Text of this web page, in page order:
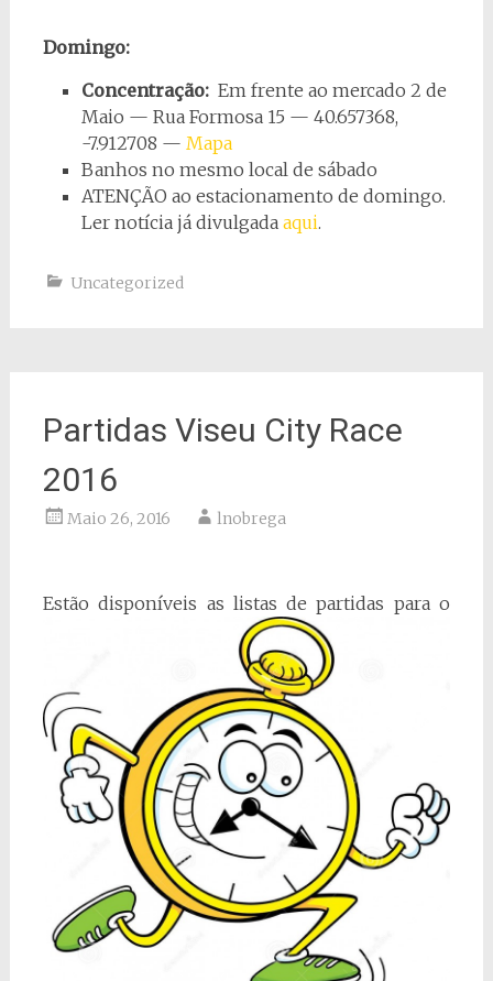
Domingo:
Concentração: Em frente ao mercado 2 de
Maio — Rua Formosa 15 — 40.657368,
-7.912708 — Mapa
Banhos no mesmo local de sábado
ATENÇÃO ao estacionamento de domingo.
Ler notícia já divulgada aqui.
Uncategorized
Partidas Viseu City Race
2016
Maio 26, 2016 lnobrega
Estão disponíveis as listas de partidas para o